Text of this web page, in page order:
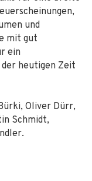
und
mit gut
ein
heutigen Zeit
Oliver Dürr,
Schmidt,